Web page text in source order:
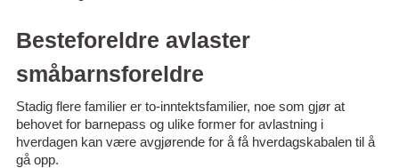
Besteforeldre avlaster
småbarnsforeldre
Stadig flere familier er to-inntektsfamilier, noe som gjør at
behovet for barnepass og ulike former for avlastning i
hverdagen kan være avgjørende for å få hverdagskabalen til å
gå opp.